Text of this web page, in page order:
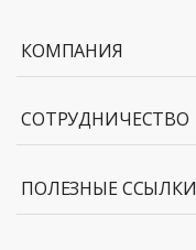
КОМПАНИЯ
СОТРУДНИЧЕСТВО
ПОЛЕЗНЫЕ ССЫЛКИ